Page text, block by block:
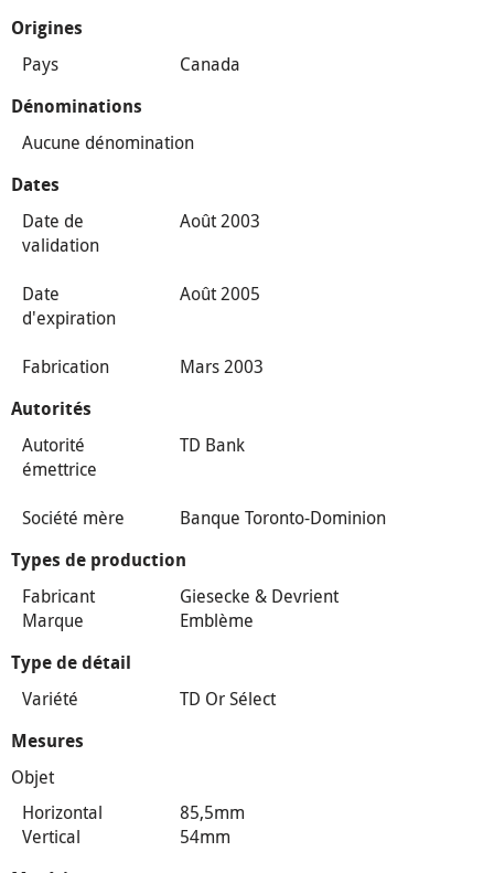
Origines
Pays Canada
Dénominations
Aucune dénomination
Dates
Date de
validation
Août 2003
Date
d'expiration
Août 2005
Fabrication Mars 2003
Autorités
Autorité
émettrice
TD Bank
Société mère Banque Toronto-Dominion
Types de production
Fabricant
Giesecke & Devrient
Marque
Emblème
Type de détail
Variété TD Or Sélect
Mesures
Objet
Horizontal
85,5mm
Vertical
54mm